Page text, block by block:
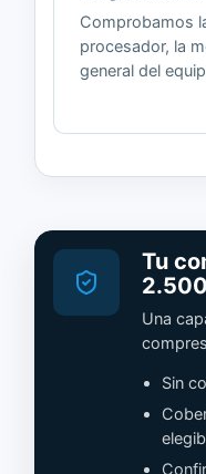
Comprobamos
procesador, la
general del
Tu
Una
Sin